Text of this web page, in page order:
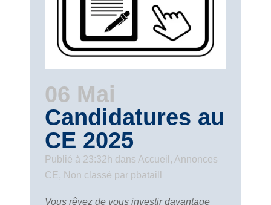
06 Mai
Candidatures au
CE 2025
Publié à 23:32h dans Accueil , Annonces
CE, Non classé par pbataill
Vous rêvez de vous investir davantage